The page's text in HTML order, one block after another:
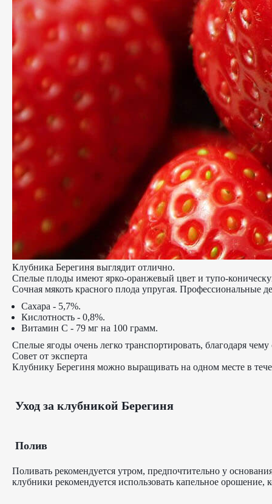
Клубника Берегиня выглядит отлично.
Спелые плоды имеют ярко-оранжевый цвет и тупо-
Сочная мякоть красного плода упругая.
Сахара - 5,7%.
Кислотность - 0,8%.
Витамин С - 79 мг на 100 грамм.
Спелые ягоды очень легко транспортировать, благодаря
Совет от эксперта
Клубнику Берегиня можно выращивать на одном месте в
Уход за клубникой Берегиня
Полив
Поливать рекомендуется утром, предпочтительно у
клубники рекомендуется использовать капельное